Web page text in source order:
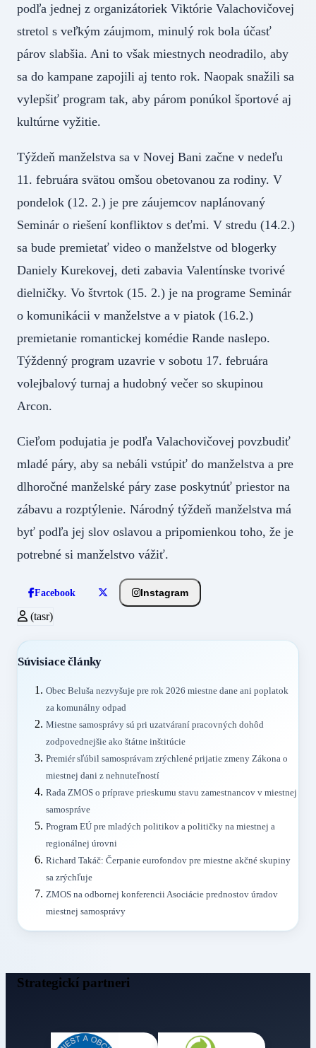
podľa jednej z organizátoriek Viktórie Valachovičovej
stretol s veľkým záujmom, minulý rok bola účasť
párov slabšia. Ani to však miestnych neodradilo, aby
sa do kampane zapojili aj tento rok. Naopak snažili sa
vylepšiť program tak, aby párom ponúkol športové aj
kultúrne vyžitie.
Týždeň manželstva sa v Novej Bani začne v nedeľu
11. februára svätou omšou obetovanou za rodiny. V
pondelok (12. 2.) je pre záujemcov naplánovaný
Seminár o riešení konfliktov s deťmi. V stredu (14.2.)
sa bude premietať video o manželstve od blogerky
Daniely Kurekovej, deti zabavia Valentínske tvorivé
dielničky. Vo štvrtok (15. 2.) je na programe Seminár
o komunikácii v manželstve a v piatok (16.2.)
premietanie romantickej komédie Rande naslepo.
Týždenný program uzavrie v sobotu 17. februára
volejbalový turnaj a hudobný večer so skupinou
Arcon.
Cieľom podujatia je podľa Valachovičovej povzbudiť
mladé páry, aby sa nebáli vstúpiť do manželstva a pre
dlhoročné manželské páry zase poskytnúť priestor na
zábavu a rozptýlenie. Národný týždeň manželstva má
byť podľa jej slov oslavou a pripomienkou toho, že je
potrebné si manželstvo vážiť.
Facebook Instagram
(tasr)
Súvisiace články
Obec Beluša nezvyšuje pre rok 2026 miestne dane ani poplatok
za komunálny odpad
Miestne samosprávy sú pri uzatváraní pracovných dohôd
zodpovednejšie ako štátne inštitúcie
Premiér sľúbil samosprávam zrýchlené prijatie zmeny Zákona o
miestnej dani z nehnuteľností
Rada ZMOS o príprave prieskumu stavu zamestnancov v miestnej
samospráve
Program EÚ pre mladých politikov a političky na miestnej a
regionálnej úrovni
Richard Takáč: Čerpanie eurofondov pre miestne akčné skupiny
sa zrýchľuje
ZMOS na odbornej konferencii Asociácie prednostov úradov
miestnej samosprávy
Strategickí partneri